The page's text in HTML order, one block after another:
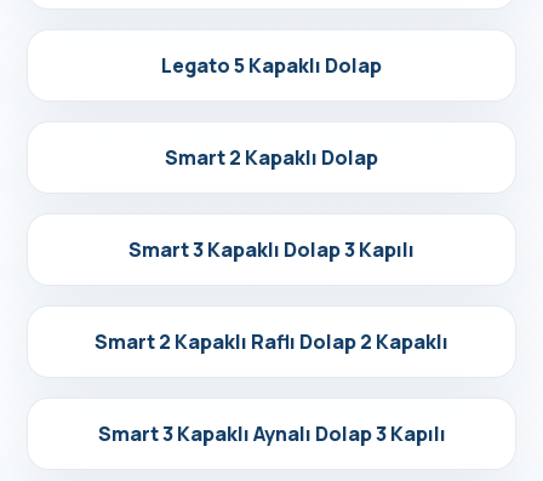
Detayları Gör
Legato 5 Kapaklı Dolap
Detayları Gör
Smart 2 Kapaklı Dolap
Detayları Gör
Smart 3 Kapaklı Dolap 3 Kapılı
Detayları Gör
Smart 2 Kapaklı Raflı Dolap 2 Kapaklı
Detayları Gör
Smart 3 Kapaklı Aynalı Dolap 3 Kapılı